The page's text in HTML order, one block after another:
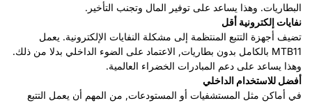
البطاريات. وهذا يساعد على توفير المال وتجنب التأخير.
نفايات إلكترونية أقل
تضيف أجهزة التتبع المنتظمة إلى مشكلة النفايات الإلكترونية. يعمل
MTB11 بالكامل بدون بطاريات, الاعتماد على الضوء الداخلي بدلا من ذلك.
وهذا يساعد على دعم المبادرات الخضراء العالمية.
أفضل للاستخدام الداخلي
في أماكن مثل المستشفيات أو المستودعات, من المهم أن يعمل التتبع